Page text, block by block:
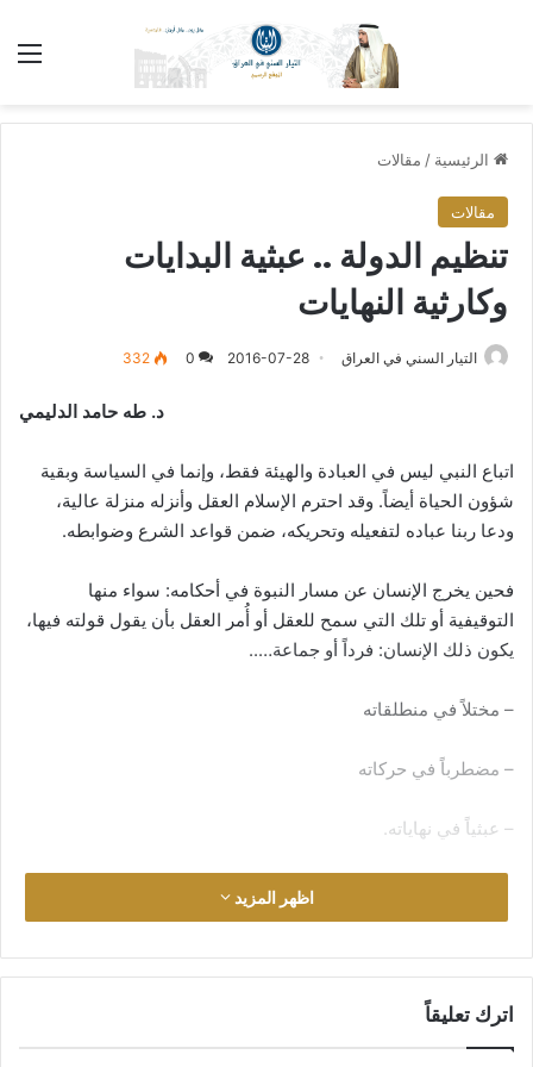
الرئيسية / مقالات
مقالات
تنظيم الدولة .. عبثية البدايات
وكارثية النهايات
التيار السني في العراق 2016-07-28
0
332
د. طه حامد الدليمي
اتباع النبي ليس في العبادة والهيئة فقط، وإنما في السياسة وبقية
شؤون الحياة أيضاً. وقد احترم الإسلام العقل وأنزله منزلة عالية،
ودعا ربنا عباده لتفعيله وتحريكه، ضمن قواعد الشرع وضوابطه.
فحين يخرج الإنسان عن مسار النبوة في أحكامه: سواء منها
التوقيفية أو تلك التي سمح للعقل أو أُمر العقل بأن يقول قولته فيها،
يكون ذلك الإنسان: فرداً أو جماعة…..
– مختلاً في منطلقاته
– مضطرباً في حركاته
– عبثياً في نهاياته.
وحاشى لله تعالى أن يكون مثل هذا على الصراط القويم في دينه،
وعلى سواء السبيل في دنياه.
آلية توزيع الأعداء على السلال
اظهر المزيد
اترك تعليقاً